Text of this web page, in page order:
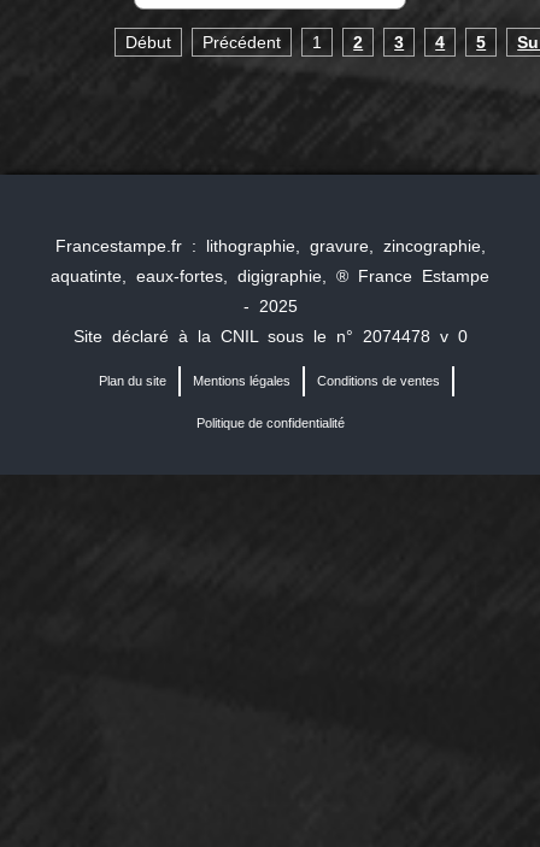
Début Précédent 1 2 3 4 5
Francestampe.fr : lithographie, gravure, zincographie,
aquatinte, eaux-fortes, digigraphie, ® France Estampe
- 2025
Site déclaré à la CNIL sous le n° 2074478 v 0
Plan du site Mentions légales Conditions de ventes
Politique de confidentialité